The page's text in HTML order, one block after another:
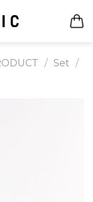
/ Set /